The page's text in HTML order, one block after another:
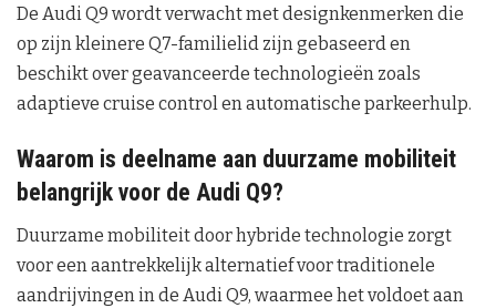
De Audi Q9 wordt verwacht met designkenmerken die
op zijn kleinere Q7-familielid zijn gebaseerd en
beschikt over geavanceerde technologieën zoals
adaptieve cruise control en automatische parkeerhulp.
Waarom is deelname aan duurzame mobiliteit
belangrijk voor de Audi Q9?
Duurzame mobiliteit door hybride technologie zorgt
voor een aantrekkelijk alternatief voor traditionele
aandrijvingen in de Audi Q9, waarmee het voldoet aan